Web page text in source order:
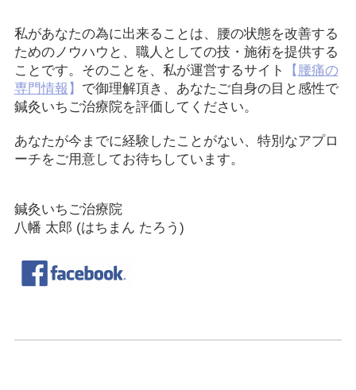
私があなたの為に出来ることは、腰の状態を改善する
ためのノウハウと、職人としての技・施術を提供する
ことです。そのことを、私が運営するサイト
【 腰痛の
専門情報 】 で御理解頂き、あなたご自身の目と感性で
鍼灸いちご治療院を評価してください。
あなたが今までに経験したことがない、特別なアプロ
ーチをご用意してお待ちしています。
鍼灸いちご治療院
八幡 太郎 (はちまん たろう)